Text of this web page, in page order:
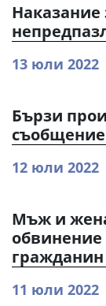
Наказание
13 юли 2022
Бързи
12 юли 2022
Мъж и
обвинение
11 юли 2022